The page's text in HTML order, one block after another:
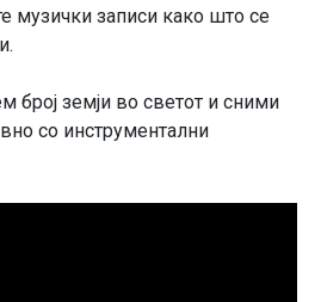
музички записи како што се
број земји во светот и сними
со инструментални